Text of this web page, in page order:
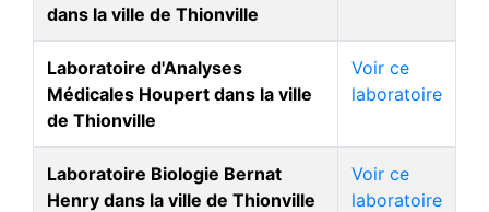
dans la ville de Thionville
Laboratoire d'Analyses
Médicales Houpert dans la ville
de Thionville
Voir ce
laboratoire
Laboratoire Biologie Bernat
Henry dans la ville de Thionville
Voir ce
laboratoire